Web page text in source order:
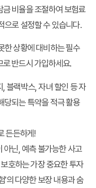
금 비율을 조절하여 보험료
으로 설정할 수 있습니다.
한 상황에 대비하는 필수
로 반드시 가입하세요.
, 블랙박스, 자녀 할인 등 자
당되는 특약을 적극 활용
든든하게!
아닌, 예측 불가능한 사고
호하는 가장 중요한 투자
'의 다양한 보장 내용과 숨